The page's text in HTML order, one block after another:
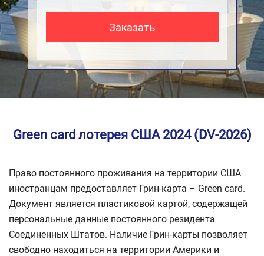
Green card лотерея США 2024 (DV-2026)
Право постоянного проживания на территории США
иностранцам предоставляет Грин-карта – Green card.
Документ является пластиковой картой, содержащей
персональные данные постоянного резидента
Соединенных Штатов. Наличие Грин-карты позволяет
свободно находиться на территории Америки и